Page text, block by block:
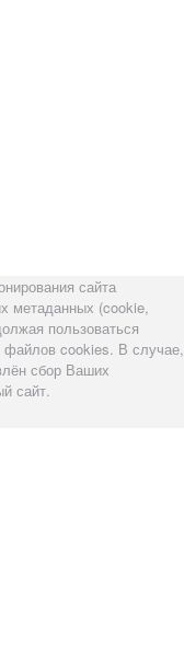
сайта
метаданных (cookie,
пользоваться
файлов cookies. В случае,
сбор Ваших
сайт.